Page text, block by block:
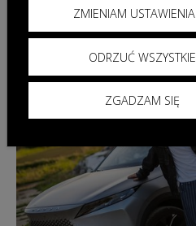
ZMIENIAM USTAWIENIA
ODRZUĆ WSZYSTKIE
ZGADZAM SIĘ